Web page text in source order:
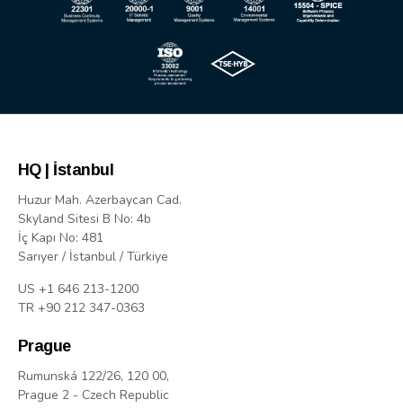
HQ | İstanbul
Huzur Mah. Azerbaycan Cad.
Skyland Sitesi B No: 4b
İç Kapı No: 481
Sarıyer / İstanbul / Türkiye
US +1 646 213-1200
TR +90 212 347-0363
Prague
Rumunská 122/26, 120 00,
Prague 2 - Czech Republic